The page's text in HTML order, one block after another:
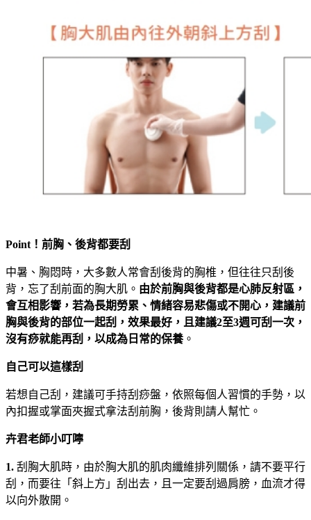
Point ！前胸、後背都要刮
中暑、胸悶時，大多數人常會刮後背的胸椎，但往往只刮後
背，忘了刮前面的胸大肌。 由於前胸與後背都是心肺反射區，
會互相影響，若為長期勞累、情緒容易悲傷或不開心，建議前
胸與後背的部位一起刮，效果最好，且建議2至3週可刮一次，
沒有痧就能再刮，以成為日常的保養 。
自己可以這樣刮
若想自己刮，建議可手持刮痧盤，依照每個人習慣的手勢，以
內扣握或掌面夾握式拿法刮前胸，後背則請人幫忙。
卉君老師小叮嚀
1. 刮胸大肌時，由於胸大肌的肌肉纖維排列關係，請不要平行
刮，而要往「斜上方」刮出去，且一定要刮過肩膀，血流才得
以向外散開。